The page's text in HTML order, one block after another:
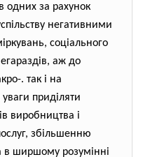
одних за рахунок
негативними
соціального
аж до
. так і на
приділяти
виробництва і
збільшенню
в ширшому розумінні